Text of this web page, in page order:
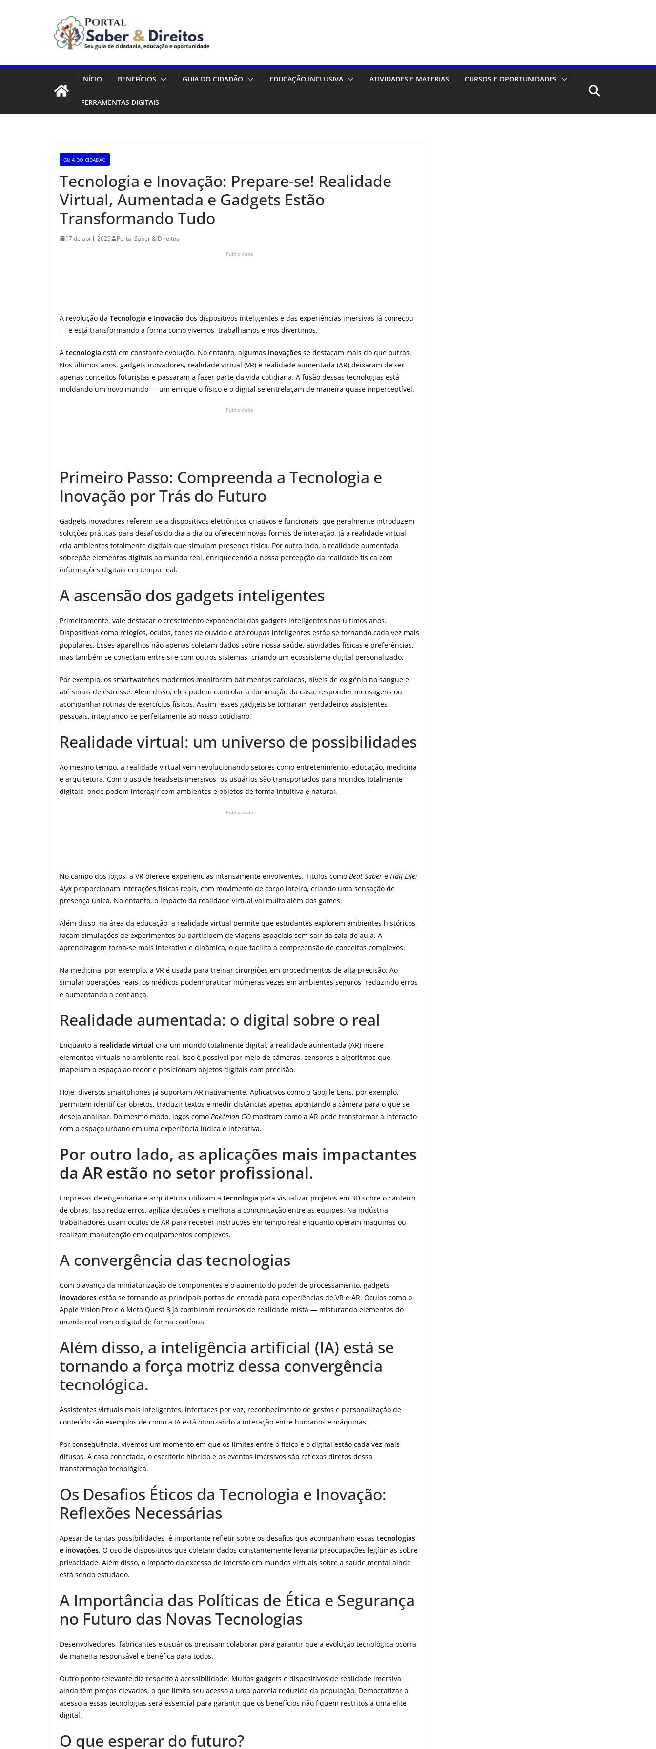
INÍCIO BENEFÍCIOS GUIA DO CIDADÃO EDUCAÇÃO INCLUSIVA ATIVIDADES E MATERIAS CURSOS E OPORTUNIDADES
FERRAMENTAS DIGITAIS
GUIA DO CIDADÃO
Tecnologia e Inovação: Prepare-se! Realidade
Virtual, Aumentada e Gadgets Estão
Transformando Tudo
17 de abril, 2025 Portal Saber & Direitos
Publicidade
A revolução da Tecnologia e Inovação dos dispositivos inteligentes e das experiências imersivas já começou
— e está transformando a forma como vivemos, trabalhamos e nos divertimos.
A tecnologia está em constante evolução. No entanto, algumas inovações se destacam mais do que outras.
Nos últimos anos, gadgets inovadores, realidade virtual (VR) e realidade aumentada (AR) deixaram de ser
apenas conceitos futuristas e passaram a fazer parte da vida cotidiana. A fusão dessas tecnologias está
moldando um novo mundo — um em que o físico e o digital se entrelaçam de maneira quase imperceptível.
Publicidade
Primeiro Passo: Compreenda a Tecnologia e
Inovação por Trás do Futuro
Gadgets inovadores referem-se a dispositivos eletrônicos criativos e funcionais, que geralmente introduzem
soluções práticas para desafios do dia a dia ou oferecem novas formas de interação. Já a realidade virtual
cria ambientes totalmente digitais que simulam presença física. Por outro lado, a realidade aumentada
sobrepõe elementos digitais ao mundo real, enriquecendo a nossa percepção da realidade física com
informações digitais em tempo real.
A ascensão dos gadgets inteligentes
Primeiramente, vale destacar o crescimento exponencial dos gadgets inteligentes nos últimos anos.
Dispositivos como relógios, óculos, fones de ouvido e até roupas inteligentes estão se tornando cada vez mais
populares. Esses aparelhos não apenas coletam dados sobre nossa saúde, atividades físicas e preferências,
mas também se conectam entre si e com outros sistemas, criando um ecossistema digital personalizado.
Por exemplo, os smartwatches modernos monitoram batimentos cardíacos, níveis de oxigênio no sangue e
até sinais de estresse. Além disso, eles podem controlar a iluminação da casa, responder mensagens ou
acompanhar rotinas de exercícios físicos. Assim, esses gadgets se tornaram verdadeiros assistentes
pessoais, integrando-se perfeitamente ao nosso cotidiano.
Realidade virtual: um universo de possibilidades
Ao mesmo tempo, a realidade virtual vem revolucionando setores como entretenimento, educação, medicina
e arquitetura. Com o uso de headsets imersivos, os usuários são transportados para mundos totalmente
digitais, onde podem interagir com ambientes e objetos de forma intuitiva e natural.
Publicidade
No campo dos jogos, a VR oferece experiências intensamente envolventes. Títulos como Beat Saber e Half-Life:
Alyx proporcionam interações físicas reais, com movimento de corpo inteiro, criando uma sensação de
presença única. No entanto, o impacto da realidade virtual vai muito além dos games.
Além disso, na área da educação, a realidade virtual permite que estudantes explorem ambientes históricos,
façam simulações de experimentos ou participem de viagens espaciais sem sair da sala de aula. A
aprendizagem torna-se mais interativa e dinâmica, o que facilita a compreensão de conceitos complexos.
Na medicina, por exemplo, a VR é usada para treinar cirurgiões em procedimentos de alta precisão. Ao
simular operações reais, os médicos podem praticar inúmeras vezes em ambientes seguros, reduzindo erros
e aumentando a confiança.
Realidade aumentada: o digital sobre o real
Enquanto a realidade virtual cria um mundo totalmente digital, a realidade aumentada (AR) insere
elementos virtuais no ambiente real. Isso é possível por meio de câmeras, sensores e algoritmos que
mapeiam o espaço ao redor e posicionam objetos digitais com precisão.
Hoje, diversos smartphones já suportam AR nativamente. Aplicativos como o Google Lens, por exemplo,
permitem identificar objetos, traduzir textos e medir distâncias apenas apontando a câmera para o que se
deseja analisar. Do mesmo modo, jogos como Pokémon GO mostram como a AR pode transformar a interação
com o espaço urbano em uma experiência lúdica e interativa.
Por outro lado, as aplicações mais impactantes
da AR estão no setor profissional.
Empresas de engenharia e arquitetura utilizam a tecnologia para visualizar projetos em 3D sobre o canteiro
de obras. Isso reduz erros, agiliza decisões e melhora a comunicação entre as equipes. Na indústria,
trabalhadores usam óculos de AR para receber instruções em tempo real enquanto operam máquinas ou
realizam manutenção em equipamentos complexos.
A convergência das tecnologias
Com o avanço da miniaturização de componentes e o aumento do poder de processamento, gadgets
inovadores estão se tornando as principais portas de entrada para experiências de VR e AR. Óculos como o
Apple Vision Pro e o Meta Quest 3 já combinam recursos de realidade mista — misturando elementos do
mundo real com o digital de forma contínua.
Além disso, a inteligência artificial (IA) está se
tornando a força motriz dessa convergência
tecnológica.
Assistentes virtuais mais inteligentes, interfaces por voz, reconhecimento de gestos e personalização de
conteúdo são exemplos de como a IA está otimizando a interação entre humanos e máquinas.
Por consequência, vivemos um momento em que os limites entre o físico e o digital estão cada vez mais
difusos. A casa conectada, o escritório híbrido e os eventos imersivos são reflexos diretos dessa
transformação tecnológica.
Os Desafios Éticos da Tecnologia e Inovação:
Reflexões Necessárias
Apesar de tantas possibilidades, é importante refletir sobre os desafios que acompanham essas tecnologias
e inovações. O uso de dispositivos que coletam dados constantemente levanta preocupações legítimas sobre
privacidade. Além disso, o impacto do excesso de imersão em mundos virtuais sobre a saúde mental ainda
está sendo estudado.
A Importância das Políticas de Ética e Segurança
no Futuro das Novas Tecnologias
Desenvolvedores, fabricantes e usuários precisam colaborar para garantir que a evolução tecnológica ocorra
de maneira responsável e benéfica para todos.
Outro ponto relevante diz respeito à acessibilidade. Muitos gadgets e dispositivos de realidade imersiva
ainda têm preços elevados, o que limita seu acesso a uma parcela reduzida da população. Democratizar o
acesso a essas tecnologias será essencial para garantir que os benefícios não fiquem restritos a uma elite
digital.
O que esperar do futuro?